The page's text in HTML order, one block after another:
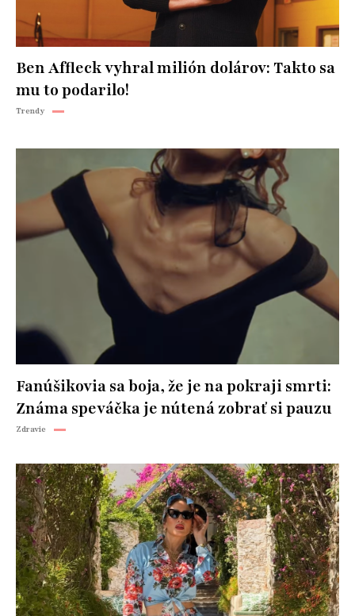
Ben Affleck vyhral milión dolárov: Takto sa
mu to podarilo!
Trendy
Fanúšikovia sa boja, že je na pokraji smrti:
Známa speváčka je nútená zobrať si pauzu
Zdravie